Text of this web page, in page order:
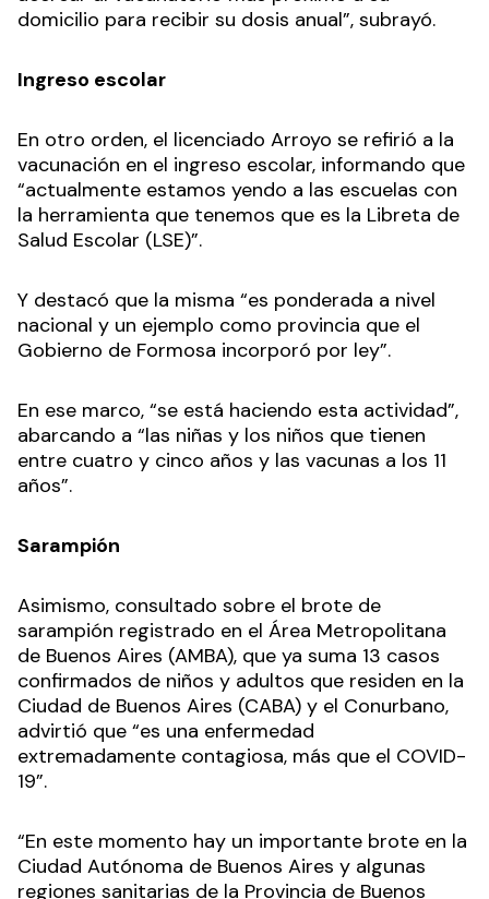
domicilio para recibir su dosis anual”, subrayó.
Ingreso escolar
En otro orden, el licenciado Arroyo se refirió a la
vacunación en el ingreso escolar, informando que
“actualmente estamos yendo a las escuelas con
la herramienta que tenemos que es la Libreta de
Salud Escolar (LSE)”.
Y destacó que la misma “es ponderada a nivel
nacional y un ejemplo como provincia que el
Gobierno de Formosa incorporó por ley”.
En ese marco, “se está haciendo esta actividad”,
abarcando a “las niñas y los niños que tienen
entre cuatro y cinco años y las vacunas a los 11
años”.
Sarampión
Asimismo, consultado sobre el brote de
sarampión registrado en el Área Metropolitana
de Buenos Aires (AMBA), que ya suma 13 casos
confirmados de niños y adultos que residen en la
Ciudad de Buenos Aires (CABA) y el Conurbano,
advirtió que “es una enfermedad
extremadamente contagiosa, más que el COVID-
19”.
“En este momento hay un importante brote en la
Ciudad Autónoma de Buenos Aires y algunas
regiones sanitarias de la Provincia de Buenos